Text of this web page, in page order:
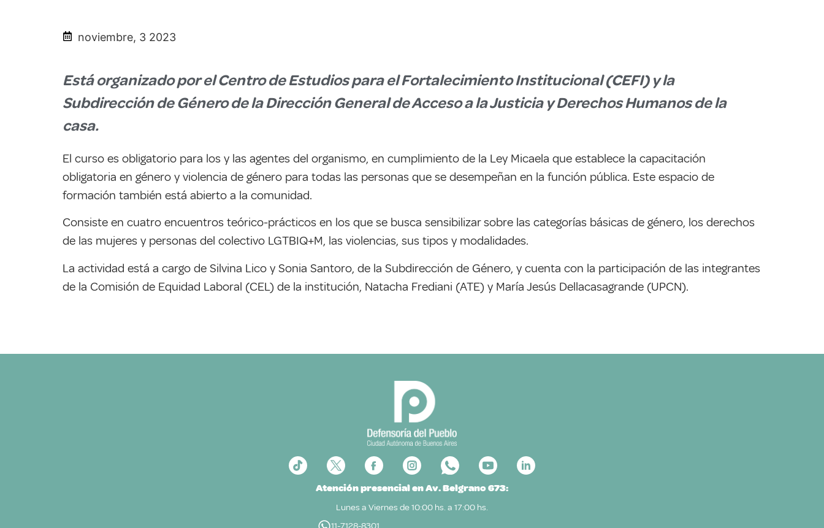
noviembre, 3 2023
Está organizado por el Centro de Estudios para el Fortalecimiento Institucional (CEFI) y la
Subdirección de Género de la Dirección General de Acceso a la Justicia y Derechos Humanos de la
casa.
El curso es obligatorio para los y las agentes del organismo, en cumplimiento de la Ley Micaela que establece la capacitación
obligatoria en género y violencia de género para todas las personas que se desempeñan en la función pública. Este espacio de
formación también está abierto a la comunidad.
Consiste en cuatro encuentros teórico-prácticos en los que se busca sensibilizar sobre las categorías básicas de género, los derechos
de las mujeres y personas del colectivo LGTBIQ+M, las violencias, sus tipos y modalidades.
La actividad está a cargo de Silvina Lico y Sonia Santoro, de la Subdirección de Género, y cuenta con la participación de las integrantes
de la Comisión de Equidad Laboral (CEL) de la institución, Natacha Frediani (ATE) y María Jesús Dellacasagrande (UPCN).
Atención presencial en Av. Belgrano 673:
Lunes a Viernes de 10:00 hs. a 17:00 hs.